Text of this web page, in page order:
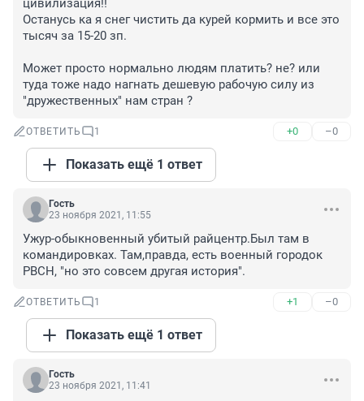
цивилизация!!
Останусь ка я снег чистить да курей кормить и все это
тысяч за 15-20 зп.
Может просто нормально людям платить? не? или
туда тоже надо нагнать дешевую рабочую силу из
"дружественных" нам стран ?
ОТВЕТИТЬ 1 +0 –0
Показать ещё 1 ответ
Гость
23 ноября 2021, 11:55
Ужур-обыкновенный убитый райцентр.Был там в
командировках. Там,правда, есть военный городок
РВСН, "но это совсем другая история".
ОТВЕТИТЬ 1 +1 –0
Показать ещё 1 ответ
Гость
23 ноября 2021, 11:41